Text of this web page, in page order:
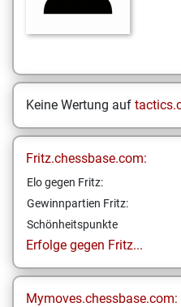
Keine Wertung auf
Fritz.chessbase.com:
Elo gegen Fritz:
Gewinnpartien Fritz:
Schönheitspunkte
Erfolge gegen Fritz...
Mymoves.chessbase.com: